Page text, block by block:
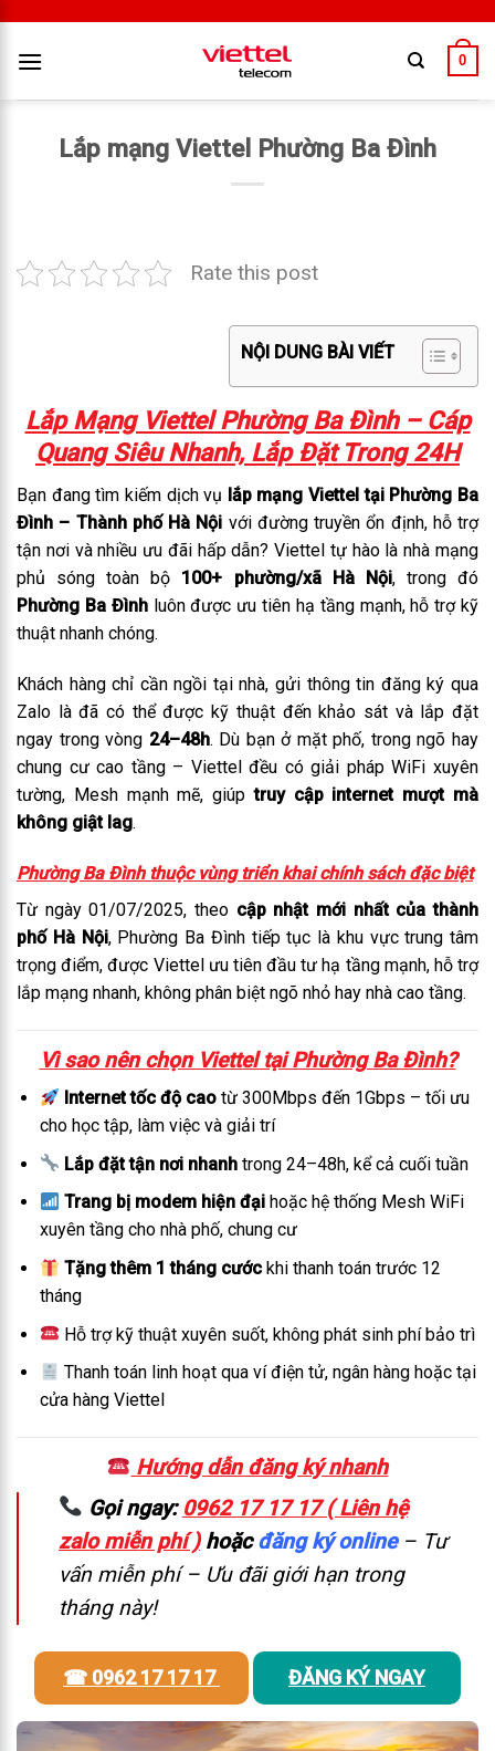
0
Lắp mạng Viettel Phường Ba Đình
Rate this post
NỘI DUNG BÀI VIẾT
Lắp Mạng Viettel Phường Ba Đình – Cáp
Quang Siêu Nhanh, Lắp Đặt Trong 24H
Bạn đang tìm kiếm dịch vụ lắp mạng Viettel tại Phường Ba
Đình – Thành phố Hà Nội với đường truyền ổn định, hỗ trợ
tận nơi và nhiều ưu đãi hấp dẫn? Viettel tự hào là nhà mạng
phủ sóng toàn bộ 100+ phường/xã Hà Nội, trong đó
Phường Ba Đìnhluôn được ưu tiên hạ tầng mạnh, hỗ trợ kỹ
thuật nhanh chóng.
Khách hàng chỉ cần ngồi tại nhà, gửi thông tin đăng ký qua
Zalo là đã có thể được kỹ thuật đến khảo sát và lắp đặt
ngay trong vòng 24–48h. Dù bạn ở mặt phố, trong ngõ hay
chung cư cao tầng – Viettel đều có giải pháp WiFi xuyên
tường, Mesh mạnh mẽ, giúptruy cập internet mượt mà
không giật lag.
Phường Ba Đình thuộc vùng triển khai chính sách đặc biệt
Từ ngày 01/07/2025, theo cập nhật mới nhất của thành
phố Hà Nội, Phường Ba Đình tiếp tục là khu vực trung tâm
trọng điểm, được Viettel ưu tiên đầu tư hạ tầng mạnh, hỗ trợ
lắp mạng nhanh, không phân biệt ngõ nhỏ hay nhà cao tầng.
Vì sao nên chọn Viettel tại Phường Ba Đình?
Internet tốc độ cao từ 300Mbps đến 1Gbps – tối ưu
cho học tập, làm việc và giải trí
Lắp đặt tận nơi nhanh trong 24–48h, kể cả cuối tuần
Trang bị modem hiện đại hoặc hệ thống Mesh WiFi
xuyên tầng cho nhà phố, chung cư
Tặng thêm 1 tháng cước khi thanh toán trước 12
tháng
Hỗ trợ kỹ thuật xuyên suốt, không phát sinh phí bảo trì
Thanh toán linh hoạt qua ví điện tử, ngân hàng hoặc tại
cửa hàng Viettel
Hướng dẫn đăng ký nhanh
Gọi ngay: 0962 17 17 17 ( Liên hệ
zalo miễn phí )hoặcđăng ký online– Tư
vấn miễn phí – Ưu đãi giới hạn trong
tháng này!
☎ 0962 17 17 17 ĐĂNG KÝ NGAY